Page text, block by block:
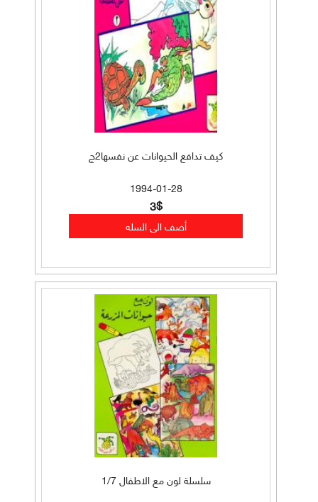
كيف تدافع الحيوانات عن نفسها2ج
1994-01-28
3$
سلسلة لون مع الاطفال 1/7